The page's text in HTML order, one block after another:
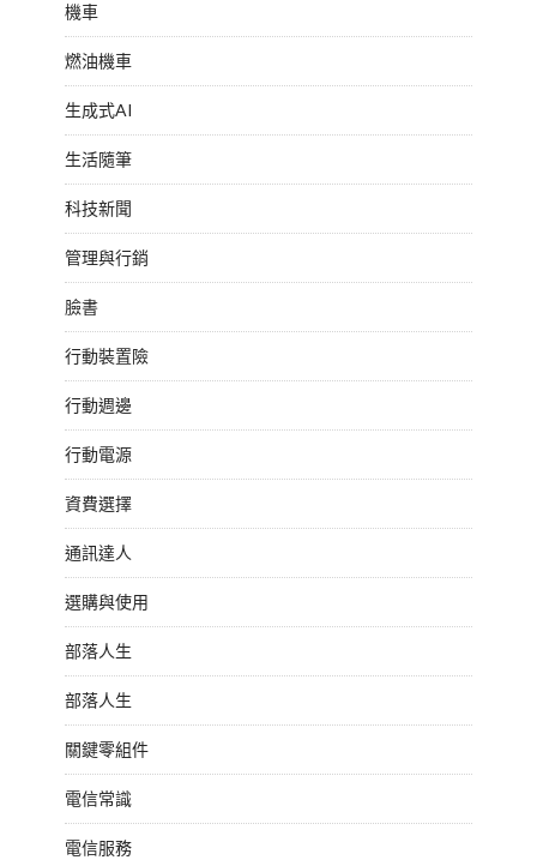
機車
燃油機車
生成式AI
生活隨筆
科技新聞
管理與行銷
臉書
行動裝置險
行動週邊
行動電源
資費選擇
通訊達人
選購與使用
部落人生
部落人生
關鍵零組件
電信常識
電信服務